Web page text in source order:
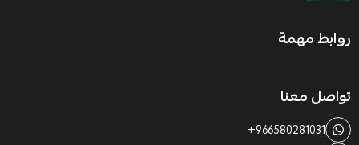
روابط مهمة
تواصل معنا
+966580281031